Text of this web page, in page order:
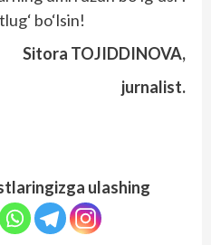
bo‘lsin!
Sitora TOJIDDINOVA,
jurnalist.
ulashing